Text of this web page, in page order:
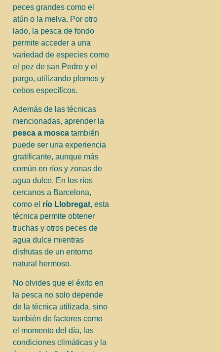
peces grandes como el
atún o la melva. Por otro
lado, la pesca de fondo
permite acceder a una
variedad de especies como
el pez de san Pedro y el
pargo, utilizando plomos y
cebos específicos.
Además de las técnicas
mencionadas, aprender la
pesca a mosca también
puede ser una experiencia
gratificante, aunque más
común en ríos y zonas de
agua dulce. En los ríos
cercanos a Barcelona,
como el río Llobregat, esta
técnica permite obtener
truchas y otros peces de
agua dulce mientras
disfrutas de un entorno
natural hermoso.
No olvides que el éxito en
la pesca no solo depende
de la técnica utilizada, sino
también de factores como
el momento del día, las
condiciones climáticas y la